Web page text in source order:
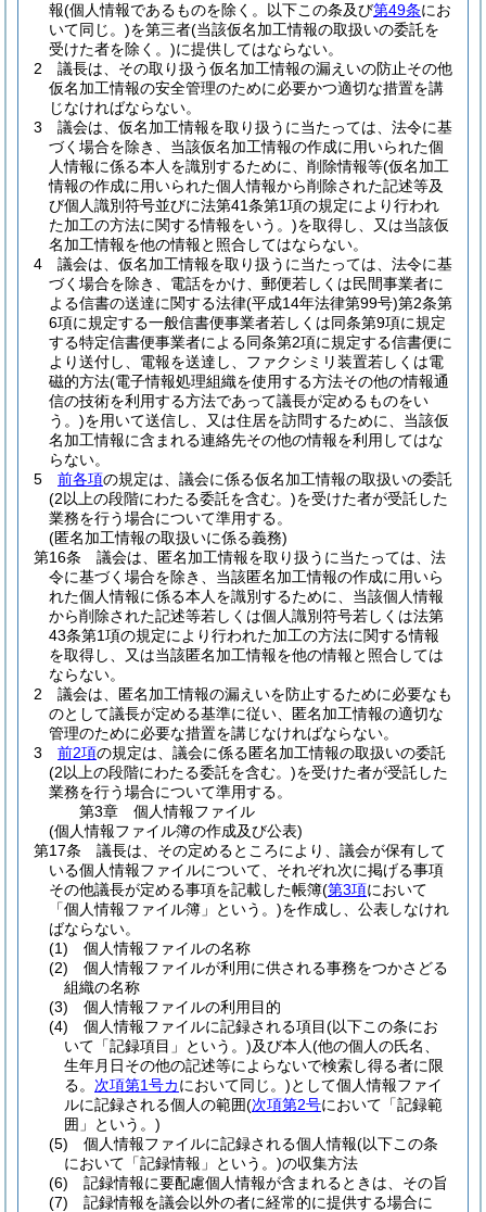
報(個人情報であるものを除く。以下この条及び第49条にお
いて同じ。)を第三者(当該仮名加工情報の取扱いの委託を
受けた者を除く。)に提供してはならない。
2
議長は、その取り扱う仮名加工情報の漏えいの防止その他
仮名加工情報の安全管理のために必要かつ適切な措置を講
じなければならない。
3
議会は、仮名加工情報を取り扱うに当たっては、法令に基
づく場合を除き、当該仮名加工情報の作成に用いられた個
人情報に係る本人を識別するために、削除情報等(仮名加工
情報の作成に用いられた個人情報から削除された記述等及
び個人識別符号並びに法第41条第1項の規定により行われ
た加工の方法に関する情報をいう。)を取得し、又は当該仮
名加工情報を他の情報と照合してはならない。
4
議会は、仮名加工情報を取り扱うに当たっては、法令に基
づく場合を除き、電話をかけ、郵便若しくは民間事業者に
よる信書の送達に関する法律(平成14年法律第99号)第2条第
6項に規定する一般信書便事業者若しくは同条第9項に規定
する特定信書便事業者による同条第2項に規定する信書便に
より送付し、電報を送達し、ファクシミリ装置若しくは電
磁的方法(電子情報処理組織を使用する方法その他の情報通
信の技術を利用する方法であって議長が定めるものをい
う。)を用いて送信し、又は住居を訪問するために、当該仮
名加工情報に含まれる連絡先その他の情報を利用してはな
らない。
5
前各項の規定は、議会に係る仮名加工情報の取扱いの委託
(2以上の段階にわたる委託を含む。)を受けた者が受託した
業務を行う場合について準用する。
(匿名加工情報の取扱いに係る義務)
第16条
議会は、匿名加工情報を取り扱うに当たっては、法
令に基づく場合を除き、当該匿名加工情報の作成に用いら
れた個人情報に係る本人を識別するために、当該個人情報
から削除された記述等若しくは個人識別符号若しくは法第
43条第1項の規定により行われた加工の方法に関する情報
を取得し、又は当該匿名加工情報を他の情報と照合しては
ならない。
2
議会は、匿名加工情報の漏えいを防止するために必要なも
のとして議長が定める基準に従い、匿名加工情報の適切な
管理のために必要な措置を講じなければならない。
3
前2項の規定は、議会に係る匿名加工情報の取扱いの委託
(2以上の段階にわたる委託を含む。)を受けた者が受託した
業務を行う場合について準用する。
第3章
個人情報ファイル
(個人情報ファイル簿の作成及び公表)
第17条
議長は、その定めるところにより、議会が保有して
いる個人情報ファイルについて、それぞれ次に掲げる事項
その他議長が定める事項を記載した帳簿(第3項において
「個人情報ファイル簿」という。)を作成し、公表しなけれ
ばならない。
(1)
個人情報ファイルの名称
(2)
個人情報ファイルが利用に供される事務をつかさどる
組織の名称
(3)
個人情報ファイルの利用目的
(4)
個人情報ファイルに記録される項目(以下この条にお
いて「記録項目」という。)及び本人(他の個人の氏名、
生年月日その他の記述等によらないで検索し得る者に限
る。 次項第1号カにおいて同じ。)として個人情報ファイ
ルに記録される個人の範囲(次項第2号において「記録範
囲」という。)
(5)
個人情報ファイルに記録される個人情報(以下この条
において「記録情報」という。)の収集方法
(6)
記録情報に要配慮個人情報が含まれるときは、その旨
(7)
記録情報を議会以外の者に経常的に提供する場合に